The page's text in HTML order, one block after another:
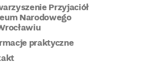
Przyjaciół
Narodowego
praktyczne